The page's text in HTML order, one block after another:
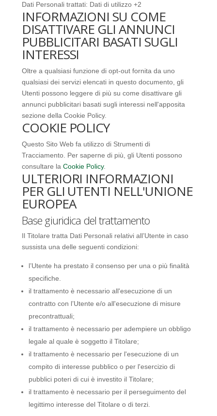
Dati Personali trattati: Dati di utilizzo +2
INFORMAZIONI SU COME
DISATTIVARE GLI ANNUNCI
PUBBLICITARI BASATI SUGLI
INTERESSI
Oltre a qualsiasi funzione di opt-out fornita da uno
qualsiasi dei servizi elencati in questo documento, gli
Utenti possono leggere di più su come disattivare gli
annunci pubblicitari basati sugli interessi nell'apposita
sezione della Cookie Policy.
COOKIE POLICY
Questo Sito Web fa utilizzo di Strumenti di
Tracciamento. Per saperne di più, gli Utenti possono
consultare la Cookie Policy.
ULTERIORI INFORMAZIONI
PER GLI UTENTI NELL'UNIONE
EUROPEA
Base giuridica del trattamento
Il Titolare tratta Dati Personali relativi all’Utente in caso
sussista una delle seguenti condizioni:
l’Utente ha prestato il consenso per una o più finalità
specifiche.
il trattamento è necessario all'esecuzione di un
contratto con l’Utente e/o all'esecuzione di misure
precontrattuali;
il trattamento è necessario per adempiere un obbligo
legale al quale è soggetto il Titolare;
il trattamento è necessario per l'esecuzione di un
compito di interesse pubblico o per l'esercizio di
pubblici poteri di cui è investito il Titolare;
il trattamento è necessario per il perseguimento del
legittimo interesse del Titolare o di terzi.